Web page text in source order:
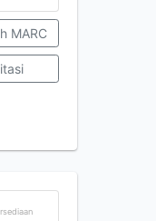
MARC